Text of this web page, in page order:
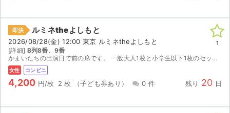
演劇・ミュージカル
ご利用ガイド
ご利用ガイド
手数料・お支払い方法
即決 ルミネtheよしもと
2026/08/28(金) 12:00 東京 ルミネtheよしもと
[詳細] B列8番、9番
かまいたちの出演日で前の席です。 一般大人1枚と小学生以下1枚のセットになります。 行けなくなってしまったお譲りします。 引換票番号おつたえしますので、ファミリーマートにて発券をお願いいたします。
女性 コンビニ
4,200 円/枚 2 枚 （子ども券あり） 0 件 残り 20 日
1